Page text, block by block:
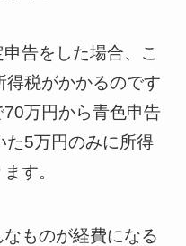
告をした場合、こ
税がかかるのです
万円から青色申告
た5万円のみに所得
す。
なものが経費になる